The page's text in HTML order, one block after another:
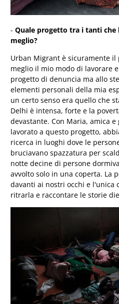
-Quale progetto tra i tanti
meglio?
Urban Migrant è sicuramente il
meglio il mio modo di lavorare
progetto di denuncia ma allo
elementi personali della mia
un certo senso era quello che
Delhi è intensa, forte e la
devastante. Con Maria, amica
lavorato a questo progetto,
ricerca in luoghi dove le
bruciavano spazzatura per
notte decine di persone
avvolto solo in una coperta. La
davanti ai nostri occhi e l'unica
ritrarla e raccontare le storie